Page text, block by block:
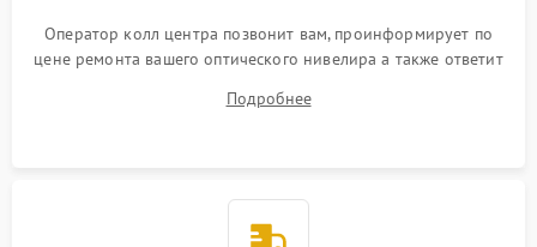
Оператор колл центра позвонит вам, проинформирует по
цене ремонта вашего оптического нивелира а также ответит
Подробнее